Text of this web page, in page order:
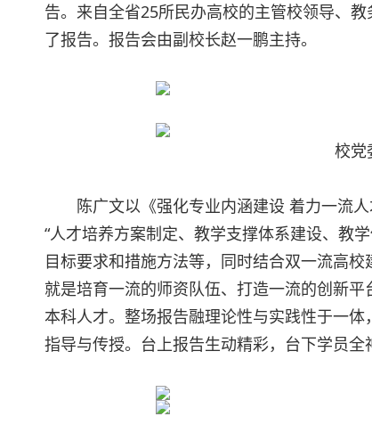
告。来自全省25所民办高校的主管校领导、
了报告。报告会由副校长赵一鹏主持。
校党
陈广文以《强化专业内涵建设 着力一流
“人才培养方案制定、教学支撑体系建设、教
目标要求和措施方法等，同时结合双一流高
就是培育一流的师资队伍、打造一流的创新
本科人才。整场报告融理论性与实践性于一
指导与传授。台上报告生动精彩，台下学员全